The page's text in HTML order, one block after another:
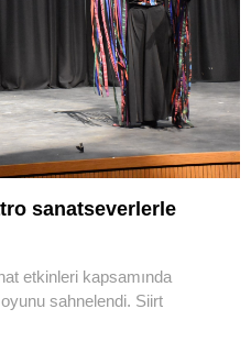
sanatseverlerle
etkinleri kapsamında
sahnelendi. Siirt